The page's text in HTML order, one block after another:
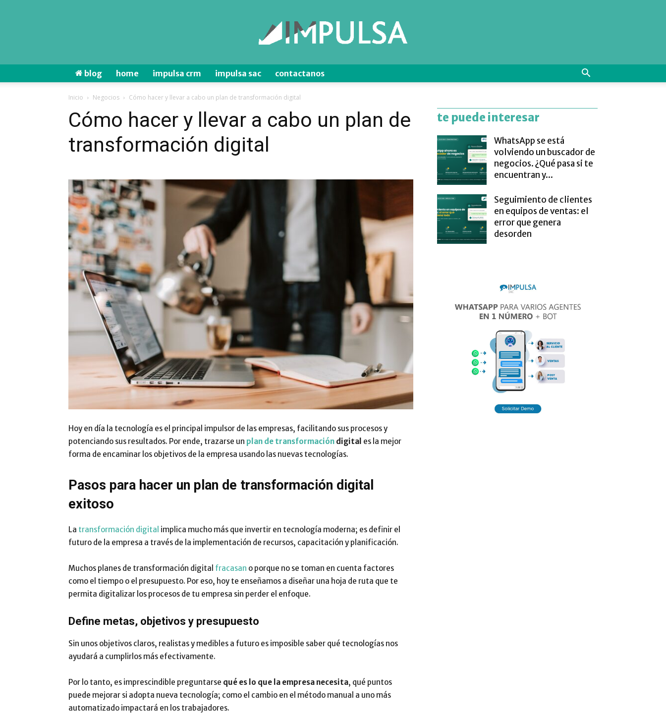
Digitalización
blog home impulsa crm impulsa sac contactanos
Inicio Negocios Cómo hacer y llevar a cabo un plan de transformación digital
Cómo hacer y llevar a cabo un plan de
transformación digital
Hoy en día la tecnología es el principal impulsor de las empresas, facilitando sus procesos y
potenciando sus resultados. Por ende, trazarse un plan de transformación digital es la mejor
forma de encaminar los objetivos de la empresa usando las nuevas tecnologías.
Pasos para hacer un plan de transformación digital
exitoso
La transformación digital implica mucho más que invertir en tecnología moderna; es definir el
futuro de la empresa a través de la implementación de recursos, capacitación y planificación.
Muchos planes de transformación digital fracasan o porque no se toman en cuenta factores
como el tiempo o el presupuesto. Por eso, hoy te enseñamos a diseñar una hoja de ruta que te
permita digitalizar los procesos de tu empresa sin perder el enfoque.
Define metas, objetivos y presupuesto
Sin unos objetivos claros, realistas y medibles a futuro es imposible saber qué tecnologías nos
ayudará a cumplirlos más efectivamente.
Por lo tanto, es imprescindible preguntarse qué es lo que la empresa necesita, qué puntos
puede mejorar si adopta nueva tecnología; como el cambio en el método manual a uno más
automatizado impactará en los trabajadores.
te puede interesar
WhatsApp se está
volviendo un buscador de
negocios. ¿Qué pasa si te
encuentran y...
Seguimiento de clientes
en equipos de ventas: el
error que genera
desorden